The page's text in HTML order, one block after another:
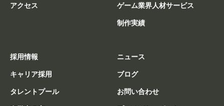
アクセス
ゲーム業界人材サービス
制作実績
採用情報
キャリア採用
タレントプール
ニュース
ブログ
お問い合わせ